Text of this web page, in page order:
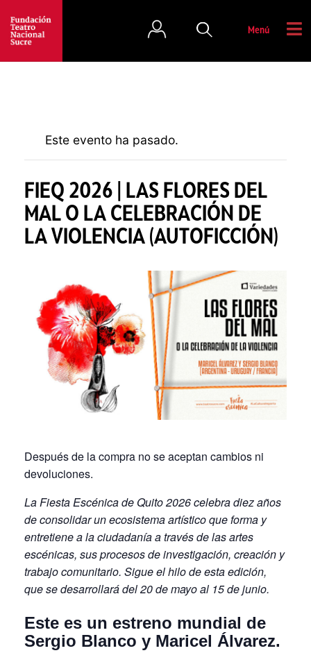
Menú
Este evento ha pasado.
FIEQ 2026 | LAS FLORES DEL
MAL O LA CELEBRACIÓN DE
LA VIOLENCIA (AUTOFICCIÓN)
Después de la compra no se aceptan cambios ni
devoluciones.
La Fiesta Escénica de Quito 2026 celebra diez años
de consolidar un ecosistema artístico que forma y
entretiene a la ciudadanía a través de las artes
escénicas, sus procesos de investigación, creación y
trabajo comunitario. Sigue el hilo de esta edición,
que se desarrollará del 20 de mayo al 15 de junio.
Este es un estreno mundial de
Sergio Blanco y Maricel Álvarez.